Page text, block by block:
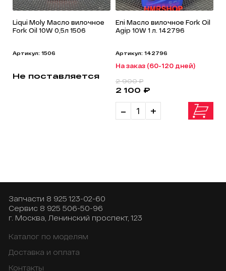
Liqui Moly Масло вилочное
Fork Oil 10W 0,5л 1506
Артикул: 1506
Не поставляется
Eni Масло вилочное Fork Oil
Agip 10W 1 л. 142796
Артикул: 142796
На заказ (60-120 дней)
- +
2 100 ₽
2 900 ₽
Запчасти 8 925 123-02-60
Сервис 8 925 506-50-96
г. Москва, Ленинский проспект, 123
Каталог по моделям
Доставка и оплата
Контакты